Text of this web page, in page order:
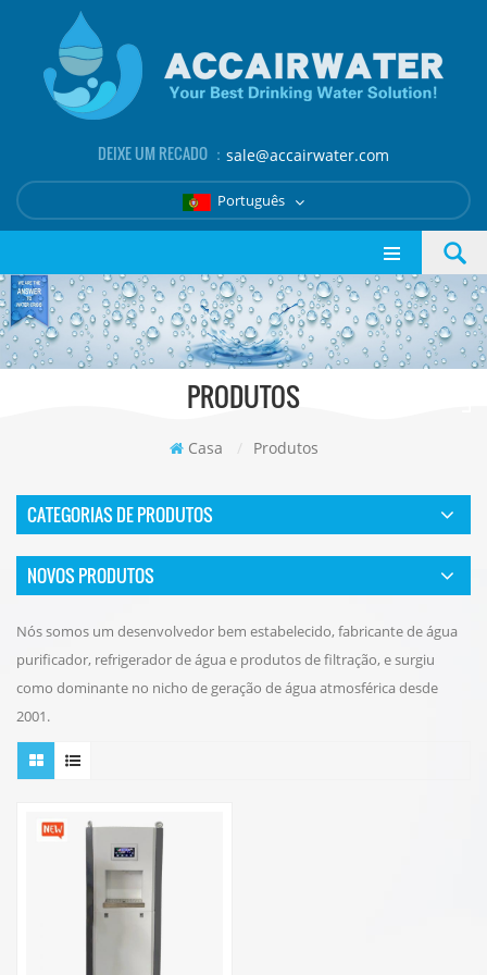
DEIXE UM RECADO ： sale@accairwater.com
Português
PRODUTOS
Casa / Produtos
CATEGORIAS DE PRODUTOS
NOVOS PRODUTOS
Nós somos um desenvolvedor bem estabelecido, fabricante de água
purificador, refrigerador de água e produtos de filtração, e surgiu
como dominante no nicho de geração de água atmosférica desde
2001.